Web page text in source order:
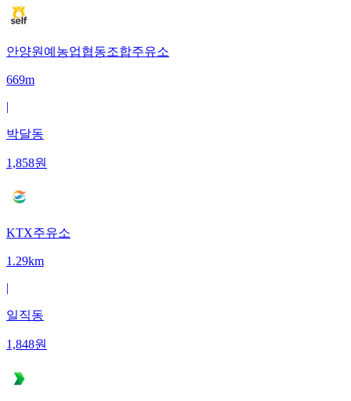
안양원예농업협동조합주유소
669m
|
박달동
1,858원
KTX주유소
1.29km
|
일직동
1,848원